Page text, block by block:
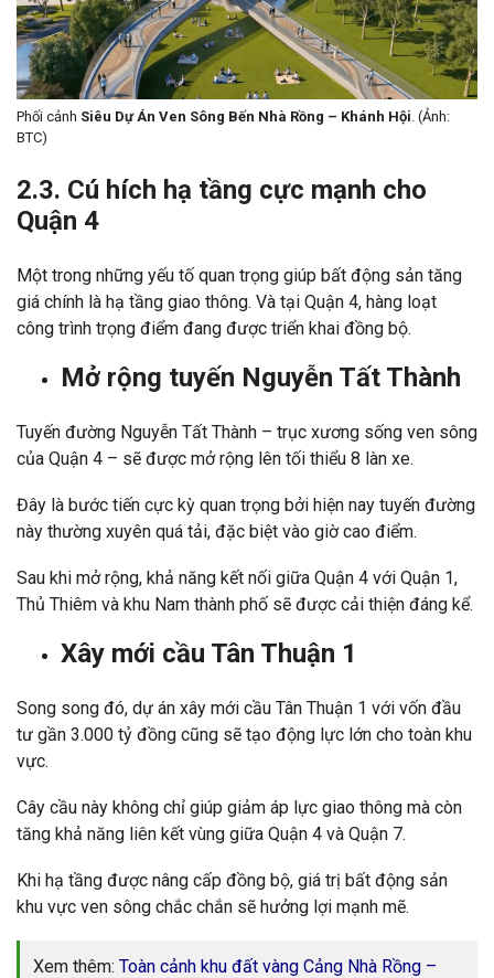
Phối cảnh Siêu Dự Án Ven Sông Bến Nhà Rồng – Khánh Hội . (Ảnh:
BTC)
2.3. Cú hích hạ tầng cực mạnh cho
Quận 4
Một trong những yếu tố quan trọng giúp bất động sản tăng
giá chính là hạ tầng giao thông. Và tại Quận 4, hàng loạt
công trình trọng điểm đang được triển khai đồng bộ.
Mở rộng tuyến Nguyễn Tất Thành
Tuyến đường Nguyễn Tất Thành – trục xương sống ven sông
của Quận 4 – sẽ được mở rộng lên tối thiểu 8 làn xe.
Đây là bước tiến cực kỳ quan trọng bởi hiện nay tuyến đường
này thường xuyên quá tải, đặc biệt vào giờ cao điểm.
Sau khi mở rộng, khả năng kết nối giữa Quận 4 với Quận 1,
Thủ Thiêm và khu Nam thành phố sẽ được cải thiện đáng kể.
Xây mới cầu Tân Thuận 1
Song song đó, dự án xây mới cầu Tân Thuận 1 với vốn đầu
tư gần 3.000 tỷ đồng cũng sẽ tạo động lực lớn cho toàn khu
vực.
Cây cầu này không chỉ giúp giảm áp lực giao thông mà còn
tăng khả năng liên kết vùng giữa Quận 4 và Quận 7.
Khi hạ tầng được nâng cấp đồng bộ, giá trị bất động sản
khu vực ven sông chắc chắn sẽ hưởng lợi mạnh mẽ.
Xem thêm: Toàn cảnh khu đất vàng Cảng Nhà Rồng –